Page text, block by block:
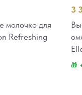
для
Refreshing
3